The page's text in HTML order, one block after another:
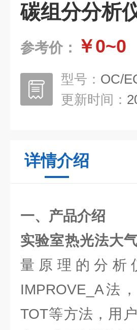
碳组分分析
参考价： ￥0~0
型号： OC/
更新时间：
详情介绍
一、产品介绍
实验室热光法大
量原理的分析
IMPROVE_A法
TOT等方法，用